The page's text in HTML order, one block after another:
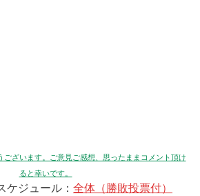
ございます。ご意見ご感想、思ったままコメント頂け
ると幸いです。
ケジュール： 全体（勝敗投票付）